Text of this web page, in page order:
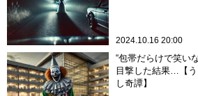
2024.10.16 20:00
“包帯だらけで笑い
目撃した結果…【
し奇譚】